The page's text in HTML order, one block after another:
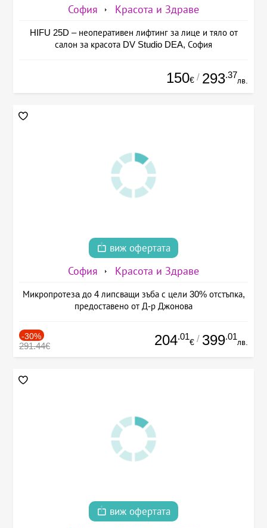
София Красота и Здраве
HIFU 25D – неоперативен лифтинг за лице и тяло от
салон за красота DV Studio DEA, София
150€ / 293.37
лв.
виж офертата
София Красота и Здраве
Микропротезa до 4 липсващи зъба с цели 30% отстъпка,
предоставено от Д-р Джонова
-30%
291.44€ 204.01
€ / 399.01
лв.
виж офертата